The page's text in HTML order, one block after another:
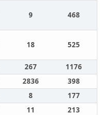
9 468
18 525
267
1176
2836
398
8
177
11
213